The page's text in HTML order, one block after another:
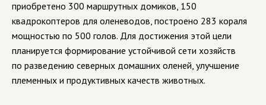
приобретено 300 маршрутных домиков, 150
квадрокоптеров для оленеводов, построено 283 кораля
мощностью по 500 голов. Для достижения этой цели
планируется формирование устойчивой сети хозяйств
по разведению северных домашних оленей, улучшение
племенных и продуктивных качеств животных.